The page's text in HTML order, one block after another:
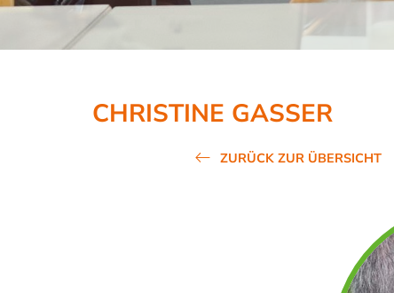
Geschichte
Bibliothek
Alle News und Termine
Studierende
CHRISTINE GASSER
ZURÜCK ZUR ÜBERSICHT